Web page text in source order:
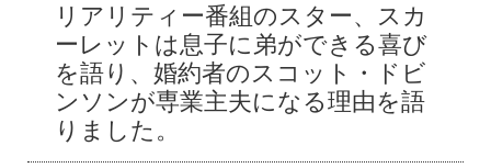
リアリティー番組のスター、スカ
ーレットは息子に弟ができる喜び
を語り、婚約者のスコット・ドビ
ンソンが専業主夫になる理由を語
りました。